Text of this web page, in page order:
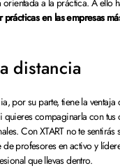
a la práctica. A ello
en las empresas
distancia
por su parte, tiene la ventaja
quieres compaginarla con
Con XTART no te sentirás
profesores en activo y
que llevas dentro.